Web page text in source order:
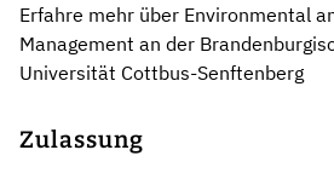
Erfahre mehr über Environmental
Management an der
Universität Cottbus-Senftenberg
Zulassung